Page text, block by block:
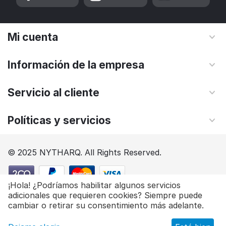
$93.85 Add to cart
Mi cuenta
Información de la empresa
Servicio al cliente
Políticas y servicios
© 2025 NYTHARQ. All Rights Reserved.
¡Hola! ¿Podríamos habilitar algunos servicios
adicionales que requieren cookies? Siempre puede
cambiar o retirar su consentimiento más adelante.